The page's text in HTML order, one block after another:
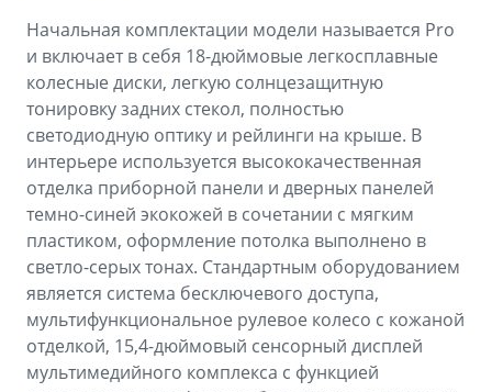
Начальная комплектации модели называется Pro
и включает в себя 18-дюймовые легкосплавные
колесные диски, легкую солнцезащитную
тонировку задних стекол, полностью
светодиодную оптику и рейлинги на крыше. В
интерьере используется высококачественная
отделка приборной панели и дверных панелей
темно-синей экокожей в сочетании с мягким
пластиком, оформление потолка выполнено в
светло-серых тонах. Стандартным оборудованием
является система бесключевого доступа,
мультифункциональное рулевое колесо с кожаной
отделкой, 15,4-дюймовый сенсорный дисплей
мультимедийного комплекса с функцией